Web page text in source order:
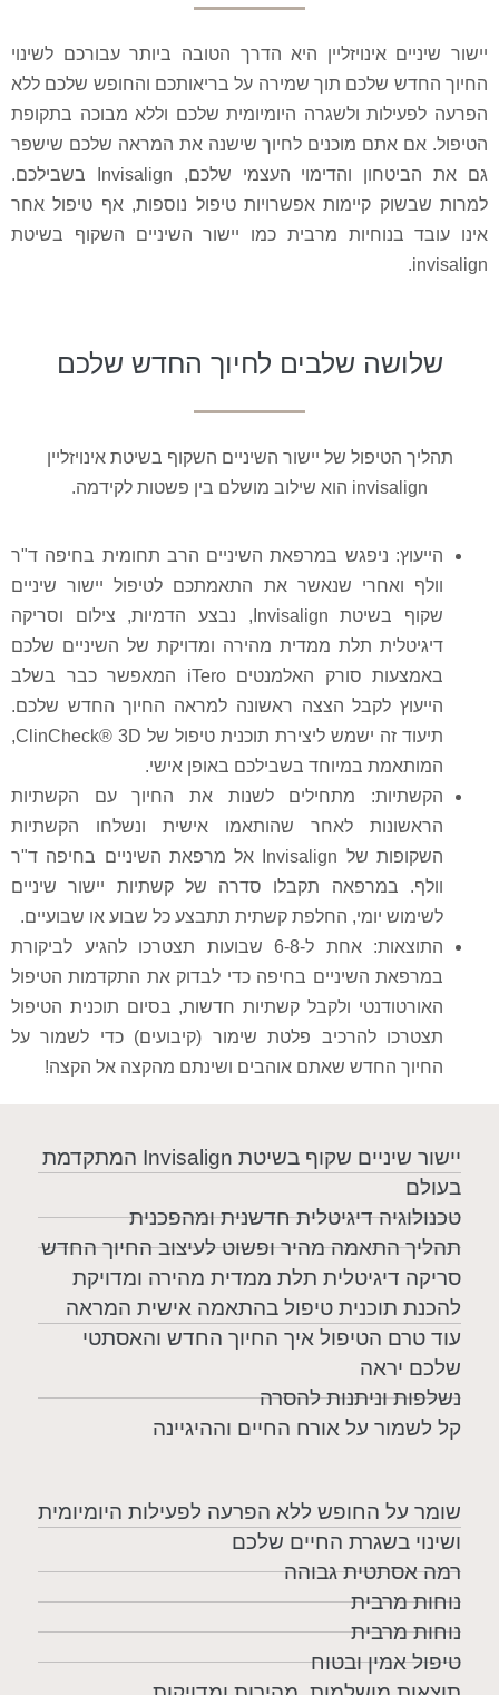
יישור שיניים אינויזליין היא הדרך הטובה ביותר עבורכם לשינוי
החיוך החדש שלכם תוך שמירה על בריאותכם והחופש שלכם ללא
הפרעה לפעילות ולשגרה היומיומית שלכם וללא מבוכה בתקופת
הטיפול. אם אתם מוכנים לחיוך שישנה את המראה שלכם שישפר
גם את הביטחון והדימוי העצמי שלכם, Invisalign בשבילכם.
למרות שבשוק קיימות אפשרויות טיפול נוספות, אף טיפול אחר
אינו עובד בנוחיות מרבית כמו יישור השיניים השקוף בשיטת
invisalign.
שלושה שלבים לחיוך החדש שלכם
תהליך הטיפול של יישור השיניים השקוף בשיטת אינויזליין
invisalign הוא שילוב מושלם בין פשטות לקידמה.
הייעוץ: ניפגש במרפאת השיניים הרב תחומית בחיפה ד"ר
וולף ואחרי שנאשר את התאמתכם לטיפול יישור שיניים
שקוף בשיטת Invisalign, נבצע הדמיות, צילום וסריקה
דיגיטלית תלת ממדית מהירה ומדויקת של השיניים שלכם
באמצעות סורק האלמנטים iTero המאפשר כבר בשלב
הייעוץ לקבל הצצה ראשונה למראה החיוך החדש שלכם.
תיעוד זה ישמש ליצירת תוכנית טיפול של ClinCheck® 3D,
המותאמת במיוחד בשבילכם באופן אישי.
הקשתיות: מתחילים לשנות את החיוך עם הקשתיות
הראשונות לאחר שהותאמו אישית ונשלחו הקשתיות
השקופות של Invisalign אל מרפאת השיניים בחיפה ד"ר
וולף. במרפאה תקבלו סדרה של קשתיות יישור שיניים
לשימוש יומי, החלפת קשתית תתבצע כל שבוע או שבועיים.
התוצאות: אחת ל-6-8 שבועות תצטרכו להגיע לביקורת
במרפאת השיניים בחיפה כדי לבדוק את התקדמות הטיפול
האורטודנטי ולקבל קשתיות חדשות, בסיום תוכנית הטיפול
תצטרכו להרכיב פלטת שימור (קיבועים) כדי לשמור על
החיוך החדש שאתם אוהבים ושינתם מהקצה אל הקצה!
יישור שיניים שקוף בשיטת Invisalign המתקדמת
בעולם
טכנולוגיה דיגיטלית חדשנית ומהפכנית
תהליך התאמה מהיר ופשוט לעיצוב החיוך החדש
סריקה דיגיטלית תלת ממדית מהירה ומדויקת
להכנת תוכנית טיפול בהתאמה אישית המראה
עוד טרם הטיפול איך החיוך החדש והאסתטי
שלכם יראה
נשלפות וניתנות להסרה
קל לשמור על אורח החיים וההיגיינה
שומר על החופש ללא הפרעה לפעילות היומיומית
ושינוי בשגרת החיים שלכם
רמה אסתטית גבוהה
נוחות מרבית
נוחות מרבית
טיפול אמין ובטוח